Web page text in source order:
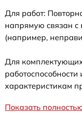
Для работ:
напрямую связан с
(например,
Для
характеристикам
Показать